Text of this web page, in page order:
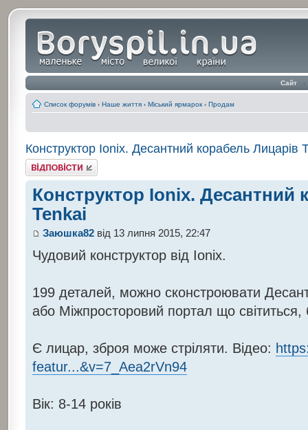
Сайт ‹
Список форумів ‹ Наше життя ‹ Міський ярмарок ‹ Продам
Конструктор Ionix. Десантний корабель Лицарів
Відповісти
Конструктор Ionix. Десантний
Tenkai
Заюшка82від 13 липня 2015, 22:47
Чудовий конструктор від Ionix.
199 деталей, можно сконстроювати
або Міжпросторовий портал що світиться,
Є лицар, зброя може стріляти. Відео:
featur...&v=7_Aea2rVn94
Вік: 8-14 років